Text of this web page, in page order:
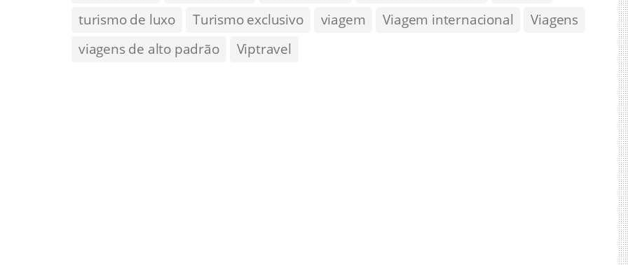
turismo de luxo
Turismo exclusivo viagem Viagem internacional
Viagens
viagens de alto padrão
Viptravel